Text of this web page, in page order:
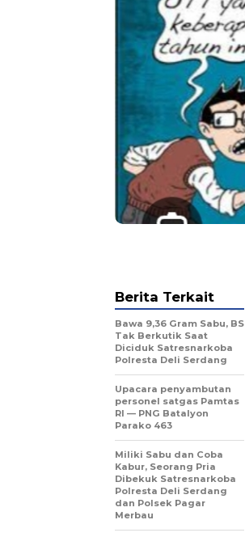
Berita Terkait
Bawa 9,36 Gram Sabu, BS
Tak Berkutik Saat
Diciduk Satresnarkoba
Polresta Deli Serdang
Upacara penyambutan
personel satgas Pamtas
RI — PNG Batalyon
Parako 463
Miliki Sabu dan Coba
Kabur, Seorang Pria
Dibekuk Satresnarkoba
Polresta Deli Serdang
dan Polsek Pagar
Merbau